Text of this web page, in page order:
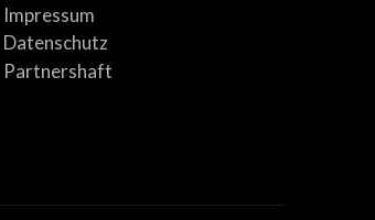
Impressum
Datenschutz
Partnershaft